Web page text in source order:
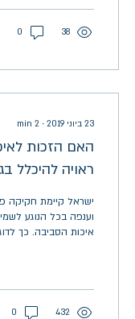
38
0
23 ביוני 2019 ∙
2
min
האם הזכות
ראויה להיכלל
ישראל קיימת חקיקה
וענפה בכל הנוגע
איכות הסביבה. כך
432
0